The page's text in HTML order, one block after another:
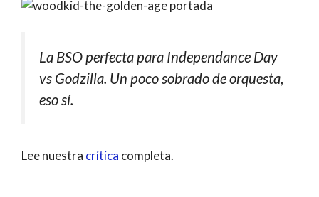
La BSO perfecta para Independance Day
vs Godzilla. Un poco sobrado de orquesta,
eso sí.
Lee nuestra crítica completa.